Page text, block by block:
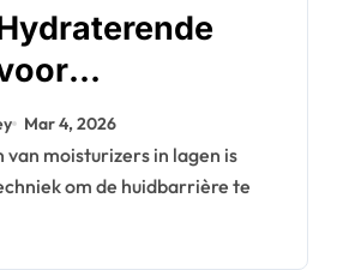
Herstel:
Voordelen,
Mar 4, 2026
om de huidbarrière te